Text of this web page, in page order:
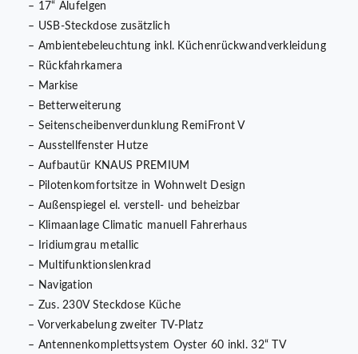
– 17“ Alufelgen
– USB-Steckdose zusätzlich
– Ambientebeleuchtung inkl. Küchenrückwandverkleidung
– Rückfahrkamera
– Markise
– Betterweiterung
– Seitenscheibenverdunklung RemiFront V
– Ausstellfenster Hutze
– Aufbautür KNAUS PREMIUM
– Pilotenkomfortsitze in Wohnwelt Design
– Außenspiegel el. verstell- und beheizbar
– Klimaanlage Climatic manuell Fahrerhaus
– Iridiumgrau metallic
– Multifunktionslenkrad
– Navigation
– Zus. 230V Steckdose Küche
– Vorverkabelung zweiter TV-Platz
– Antennenkomplettsystem Oyster 60 inkl. 32“ TV